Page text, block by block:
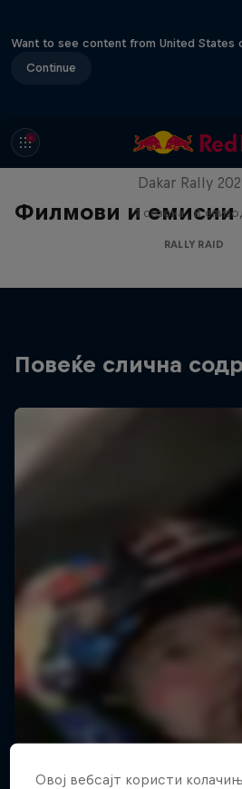
Want to see content from United States
Continue
Филмови и емисии
Dakar: In the
Dakar Rally
1 сезона · 8
RALLY RAID
Повеќе слична
Овој вебсајт користи